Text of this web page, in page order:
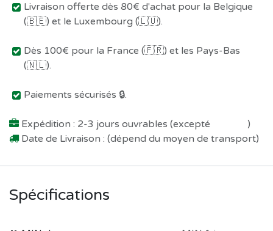
Livraison offerte dès 80€ d'achat pour la Belgique
(🇧🇪) et le Luxembourg (🇱🇺).
Dès 100€ pour la France (🇫🇷) et les Pays-Bas
(🇳🇱).
Paiements sécurisés 🔒.
Expédition : 2-3 jours ouvrables (excepté
)
Date de Livraison : (dépend du moyen de transport)
Spécifications